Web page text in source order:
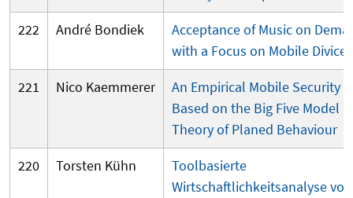
222
André Bondiek
Acceptance of Music on
with a Focus on Mobile Divices
221
Nico Kaemmerer
An Empirical Mobile Security
Based on the Big Five Model
Theory of Planed Behaviour
220
Torsten Kühn
Toolbasierte
Wirtschaftlichkeitsanalyse von